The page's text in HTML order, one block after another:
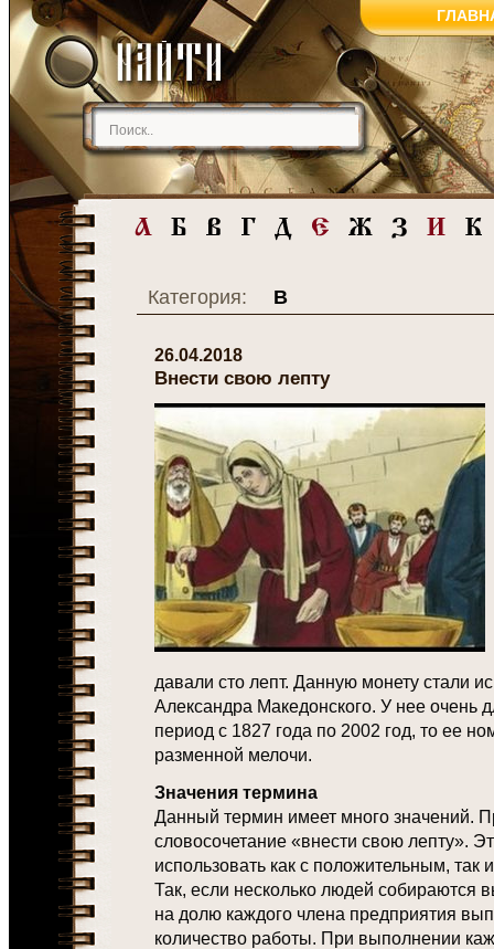
Категория: В
26.04.2018
Внести свою лепту
давали сто лепт. Данную монету стали
Александра Македонского. У нее очень
период с 1827 года по 2002 год, то ее
разменной мелочи.
Значения термина
Данный термин имеет много значений.
словосочетание «внести свою лепту».
использовать как с положительным, так
Так, если несколько людей собираются
на долю каждого члена предприятия
количество работы. При выполнении